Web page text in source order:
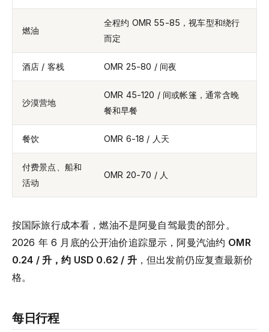
燃油
全程约 OMR 55-85，视车型和绕行
而定
酒店 / 客栈 OMR 25-80 / 间夜
沙漠营地
OMR 45-120 / 间或帐篷，通常含晚
餐和早餐
餐饮 OMR 6-18 / 人天
付费景点、船和
活动
OMR 20-70 / 人
按国际旅行成本看，燃油不是阿曼自驾最贵的部分。
2026 年 6 月底的公开油价追踪显示，阿曼汽油约 OMR
0.24 / 升，约 USD 0.62 / 升，但出发前仍应复查最新价
格。
每日行程